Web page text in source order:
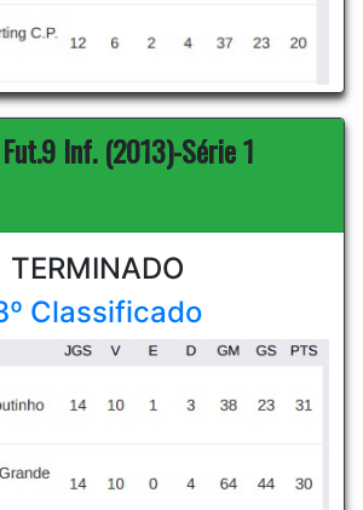
de Formação Portimonense SC - Campo Major DN Nº2
Inf. (2013)-Série 1
TERMINADO
Classificado